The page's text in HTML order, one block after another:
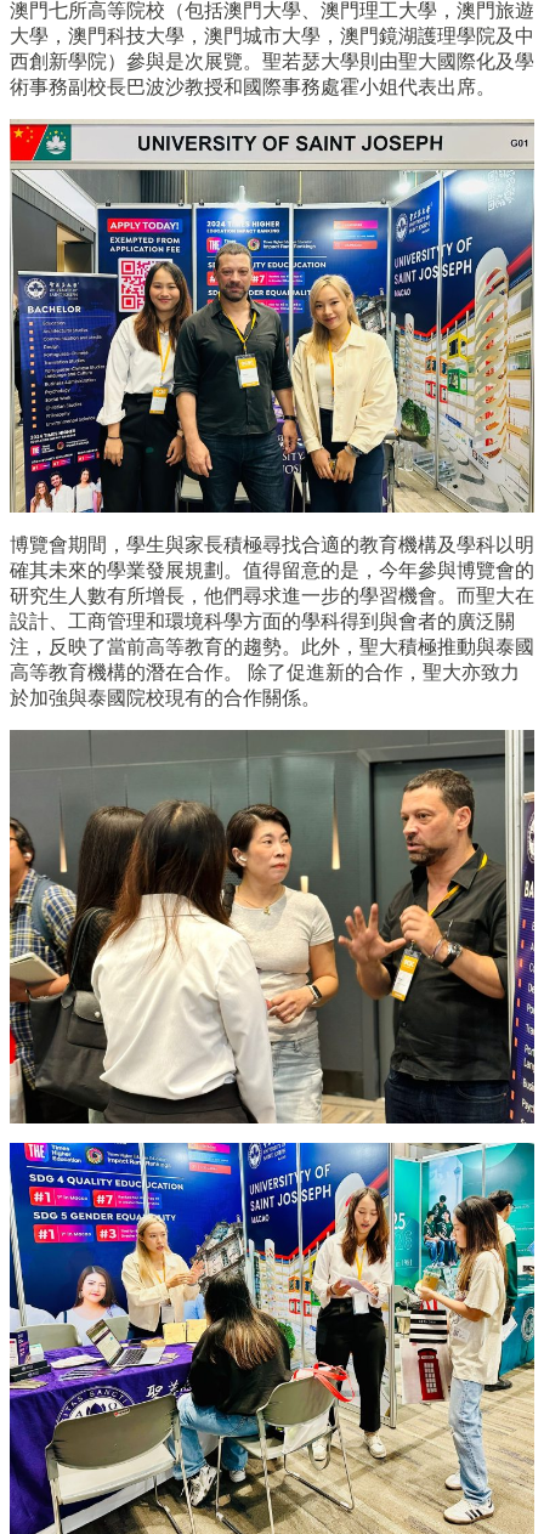
澳門七所高等院校（包括澳門大學、澳門理工大學，澳門旅遊
大學，澳門科技大學，澳門城市大學，澳門鏡湖護理學院及中
西創新學院）參與是次展覽。聖若瑟大學則由聖大國際化及學
術事務副校長巴波沙教授和國際事務處霍小姐代表出席。
博覽會期間，學生與家長積極尋找合適的教育機構及學科以明
確其未來的學業發展規劃。值得留意的是，今年參與博覽會的
研究生人數有所增長，他們尋求進一步的學習機會。而聖大在
設計、工商管理和環境科學方面的學科得到與會者的廣泛關
注，反映了當前高等教育的趨勢。此外，聖大積極推動與泰國
高等教育機構的潛在合作。 除了促進新的合作，聖大亦致力
於加強與泰國院校現有的合作關係。